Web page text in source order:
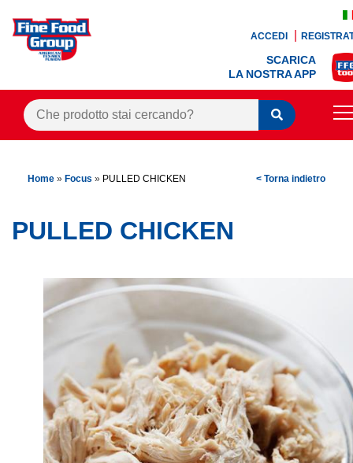
ACCEDI
SCARICA
LA NOSTRA APP
BLOG
RICETTE
OFFERTE
CONTATTI
AREA AGENTI
Home » Focus » PULLED CHICKEN < Torna indietro
PULLED CHICKEN